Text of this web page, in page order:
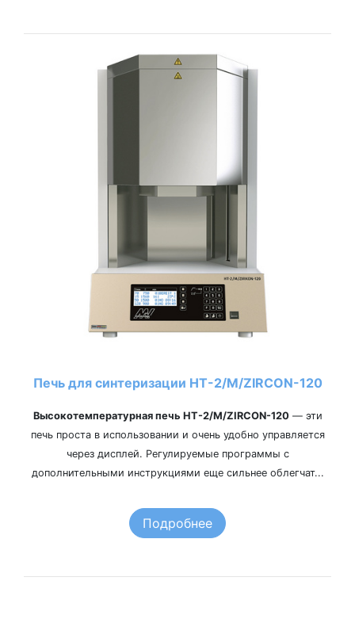
Печь для синтеризации HT-2/M/ZIRCON-120
Высокотемпературная печь HT-2/M/ZIRCON-120— эти
печь проста в использовании и очень удобно управляется
через дисплей. Регулируемые программы с
дополнительными инструкциями еще сильнее облегчат...
Подробнее